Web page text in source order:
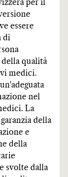
per il
essere
di
della qualità
medici.
nel
La
della
e
della
svolte dalla